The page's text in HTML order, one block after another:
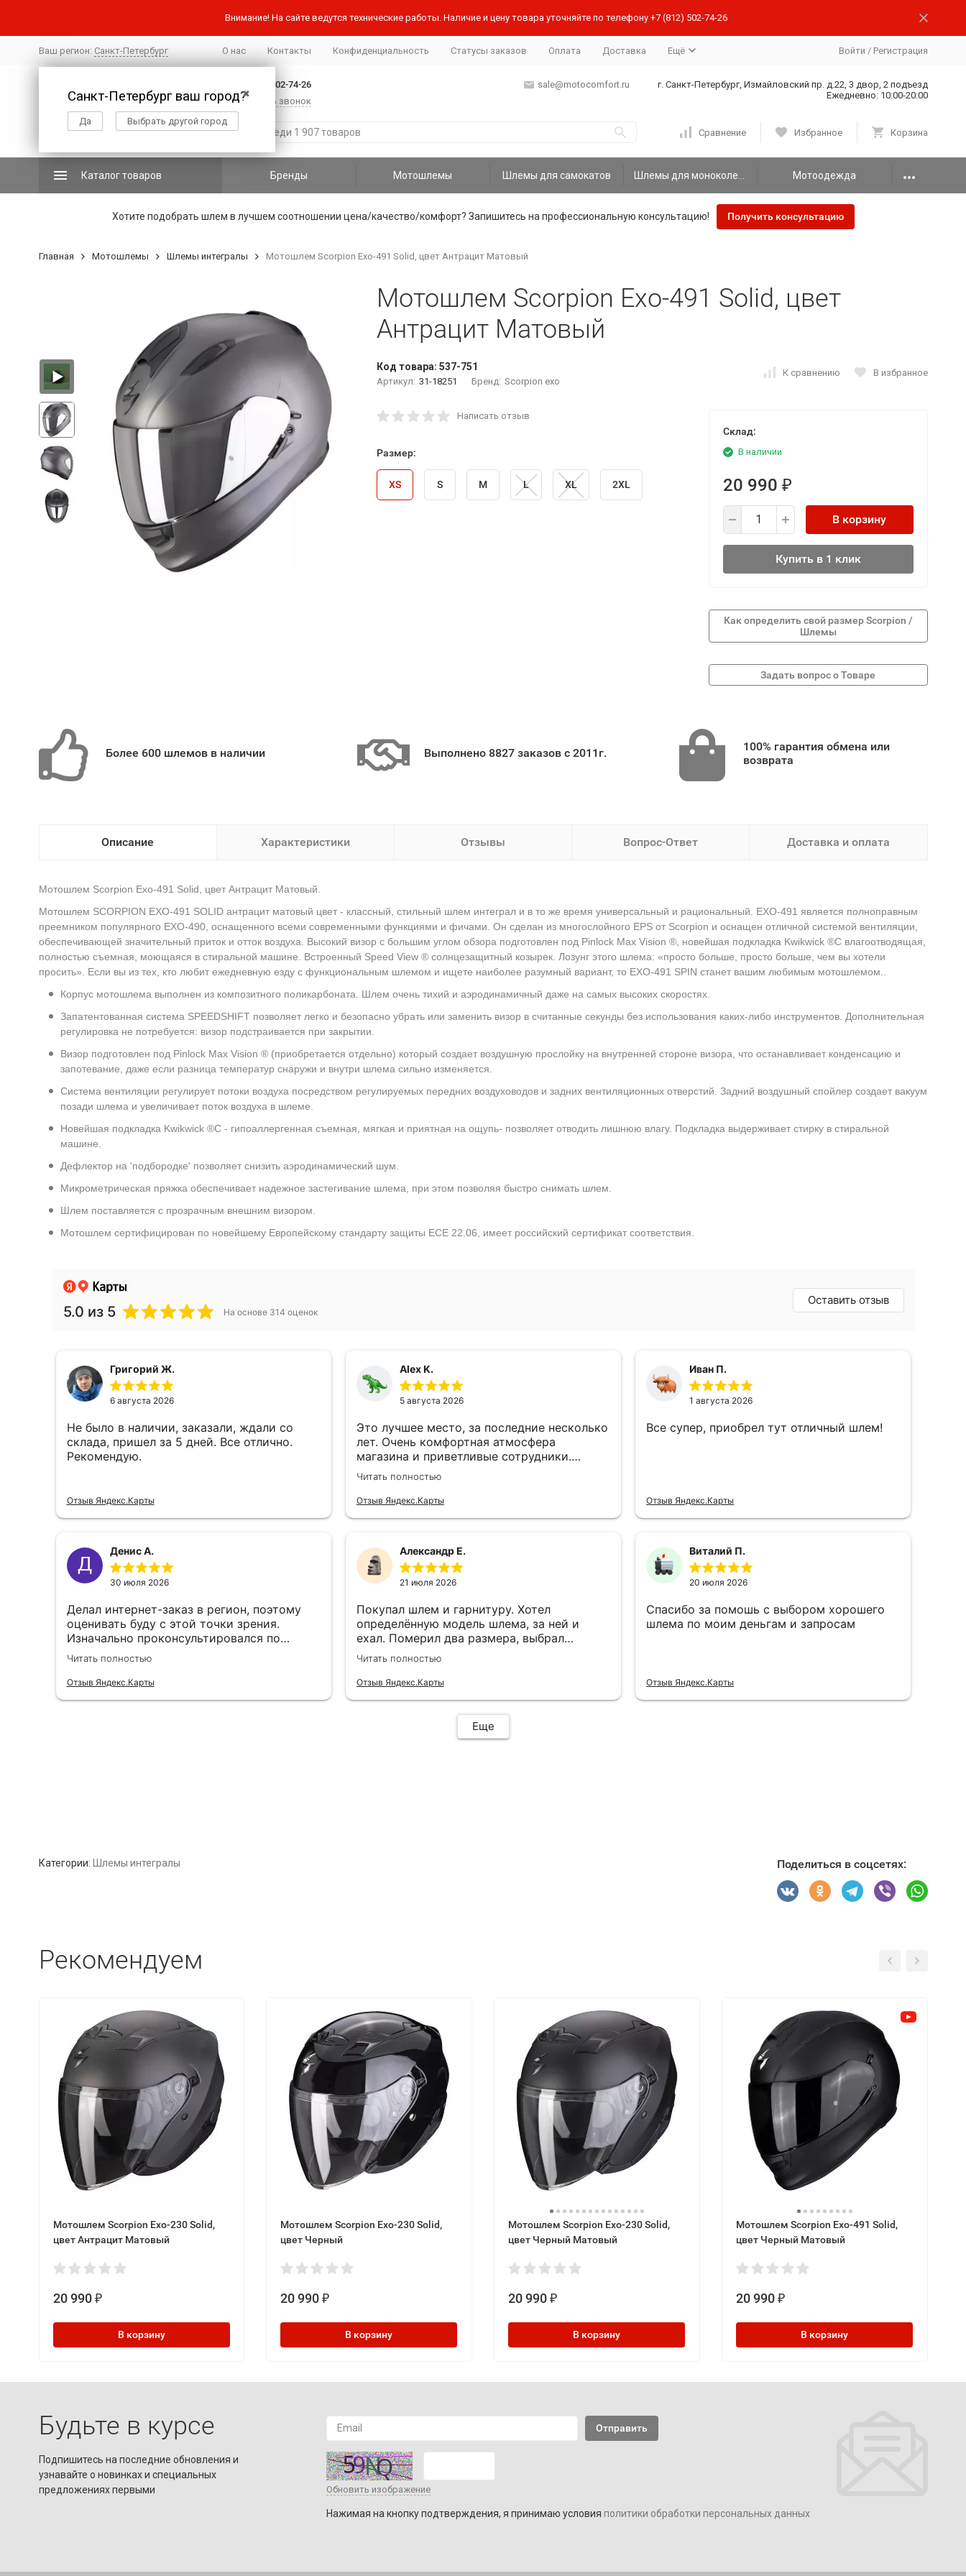
Внимание! На сайте ведутся технические работы. Наличие и цену товара уточняйте по телефону +7 (812) 502-74-26
Ваш регион: Санкт-Петербург
✖
Санкт-Петербург ваш город?
Да Выбрать другой город
О нас Контакты Конфиденциальность Статусы заказов Оплата Доставка Ещё Войти / Регистрация
+7 (812) 502-74-26
Заказать звонок
sale@motocomfort.ru
г. Санкт-Петербург, Измайловский пр. д.22, 3 двор, 2 подъезд
Ежедневно: 10:00-20:00
Сравнение Избранное Корзина
Каталог товаров Бренды Мотошлемы Шлемы для самокатов Мотоодежда
Хотите подобрать шлем в лучшем соотношении цена/качество/комфорт? Запишитесь на профессиональную консультацию! Получить консультацию
Главная Мотошлемы Шлемы интегралы Мотошлем Scorpion Exo-491 Solid, цвет Антрацит Матовый
Мотошлем Scorpion Exo-491 Solid, цвет
Антрацит Матовый
Код товара: 537-751
Артикул: 31-18251 Бренд: Scorpion exo
К сравнению В избранное
Написать отзыв
Размер:
XS S M L XL 2XL
Склад:
В наличии
20 990 ₽
В корзину
Купить в 1 клик
Как определить свой размер Scorpion /
Шлемы
Более 600 шлемов в наличии Выполнено 8827 заказов с 2011г.
100% гарантия обмена или
возврата
Описание Характеристики Отзывы Вопрос-Ответ Доставка и оплата
Мотошлем Scorpion Exo-491 Solid, цвет Антрацит Матовый.
Мотошлем SCORPION EXO-491 SOLID антрацит матовый цвет - классный, стильный шлем интеграл и в то же время универсальный и рациональный. EXO-491 является полноправным
преемником популярного EXO-490, оснащенного всеми современными функциями и фичами. Он сделан из многослойного EPS от Scorpion и оснащен отличной системой вентиляции,
обеспечивающей значительный приток и отток воздуха. Высокий визор с большим углом обзора подготовлен под Pinlock Max Vision ®, новейшая подкладка Kwikwick ®C влагоотводящая,
полностью съемная, моющаяся в стиральной машине. Встроенный Speed View ® солнцезащитный козырек. Лозунг этого шлема: «просто больше, просто больше, чем вы хотели
просить». Если вы из тех, кто любит ежедневную езду с функциональным шлемом и ищете наиболее разумный вариант, то EXO-491 SPIN станет вашим любимым мотошлемом..
Корпус мотошлема выполнен из композитного поликарбоната. Шлем очень тихий и аэродинамичный даже на самых высоких скоростях.
Запатентованная система SPEEDSHIFT позволяет легко и безопасно убрать или заменить визор в считанные секунды без использования каких-либо инструментов. Дополнительная
регулировка не потребуется: визор подстраивается при закрытии.
Визор подготовлен под Pinlock Max Vision ® (приобретается отдельно) который создает воздушную прослойку на внутренней стороне визора, что останавливает конденсацию и
запотевание, даже если разница температур снаружи и внутри шлема сильно изменяется.
Система вентиляции регулирует потоки воздуха посредством регулируемых передних воздуховодов и задних вентиляционных отверстий. Задний воздушный спойлер создает вакуум
позади шлема и увеличивает поток воздуха в шлеме.
Новейшая подкладка Kwikwick ®C - гипоаллергенная съемная, мягкая и приятная на ощупь- позволяет отводить лишнюю влагу. Подкладка выдерживает стирку в стиральной
машине.
Дефлектор на 'подбородке' позволяет снизить аэродинамический шум.
Микрометрическая пряжка обеспечивает надежное застегивание шлема, при этом позволяя быстро снимать шлем.
Шлем поставляется с прозрачным внешним визором.
Мотошлем сертифицирован по новейшему Европейскому стандарту защиты ECE 22.06, имеет российский сертификат соответствия.
Категории: Шлемы интегралы Поделиться в соцсетях:
Рекомендуем
Мотошлем Scorpion Exo-230 Solid,
цвет Антрацит Матовый
20 990 ₽
В корзину
Мотошлем Scorpion Exo-230 Solid,
цвет Черный
20 990 ₽
В корзину
Мотошлем Scorpion Exo-230 Solid,
цвет Черный Матовый
20 990 ₽
В корзину
Мотошлем Scorpion Exo-491 Solid,
цвет Черный Матовый
20 990 ₽
В корзину
Будьте в курсе
Подпишитесь на последние обновления и
узнавайте о новинках и специальных
предложениях первыми
Обновить изображение
Нажимая на кнопку подтверждения, я принимаю условия политики обработки персональных данных